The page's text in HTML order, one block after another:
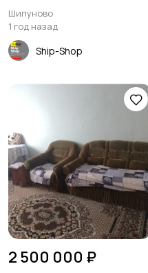
Шипуново
1 год назад
Ship-Shop
2 500 000 ₽